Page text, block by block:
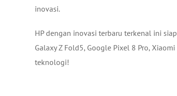
inovasi.
HP dengan inovasi terbaru terkenal ini
Galaxy Z Fold5, Google Pixel 8 Pro,
teknologi!